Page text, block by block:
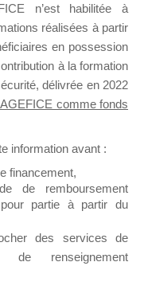
de
à l’Appel à
au support
un message
n’est habilitée à
réalisées à partir
en possession
à la formation
délivrée en 2022
comme fonds
information avant :
financement,
de remboursement
partie à partir du
des services de
de renseignement